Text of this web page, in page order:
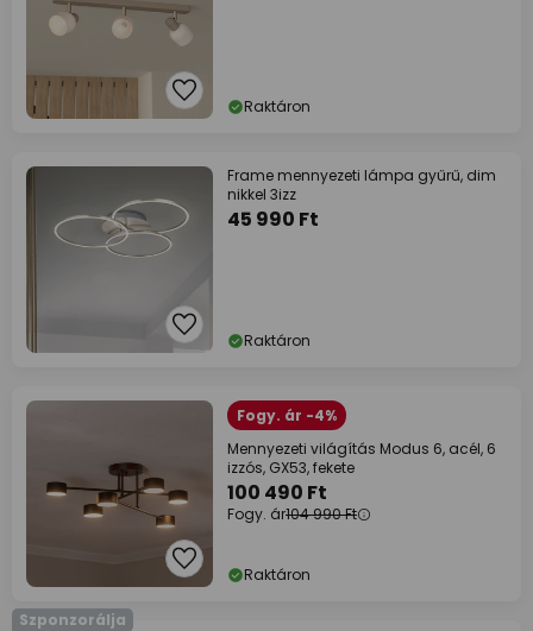
Raktáron
Frame mennyezeti lámpa gyűrű, dim
nikkel 3izz
45 990 Ft
Raktáron
Fogy. ár -4%
Mennyezeti világítás Modus 6, acél, 6
izzós, GX53, fekete
100 490 Ft
Fogy. ár104 990 Ft
Raktáron
Szponzorálja